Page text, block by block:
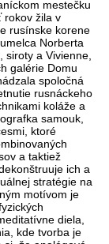
mestečku
rokov žila v
rusínske korene
Norberta
siroty a Vivienne,
galérie Domu
spoločná
rusnáckeho
koláže a
samouk,
ktoré
a taktiež
ich a
stratégie na
motívom je
diela,
kde tvorba je